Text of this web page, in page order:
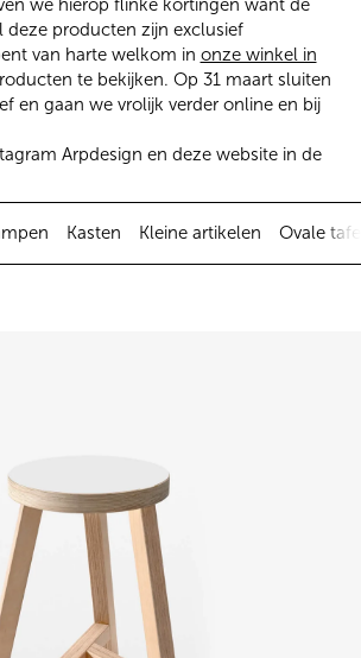
we hierop flinke kortingen want de
producten zijn exclusief
van harte welkom in onze winkel in
te bekijken. Op 31 maart sluiten
en gaan we vrolijk verder online en bij
Arpdesign en deze website in de
Kasten Kleine artikelen
Ovale